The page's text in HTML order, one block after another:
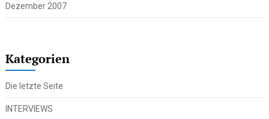
Dezember 2007
Kategorien
Die letzte Seite
INTERVIEWS